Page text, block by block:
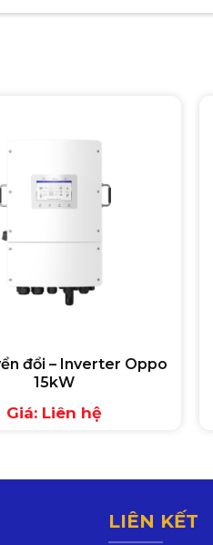
đổi – Inverter Oppo
15kW
Giá: Liên hệ
LIÊN KẾT